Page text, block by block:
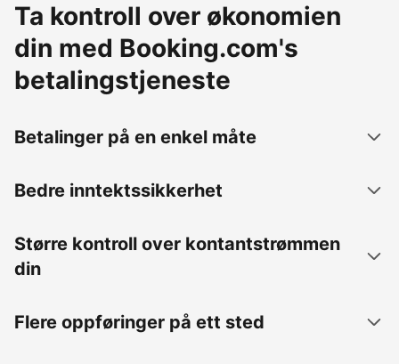
Ta kontroll over økonomien
din med Booking.com's
betalingstjeneste
Betalinger på en enkel måte
Bedre inntektssikkerhet
Større kontroll over kontantstrømmen
din
Flere oppføringer på ett sted